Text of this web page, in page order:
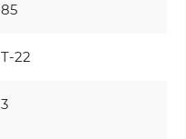
85
T-22
3